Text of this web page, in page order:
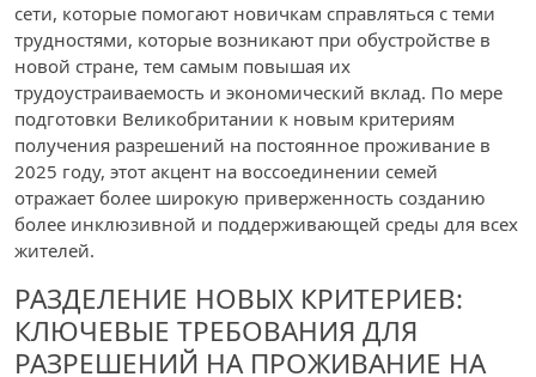
сети, которые помогают новичкам справляться с теми
трудностями, которые возникают при обустройстве в
новой стране, тем самым повышая их
трудоустраиваемость и экономический вклад. По мере
подготовки Великобритании к новым критериям
получения разрешений на постоянное проживание в
2025 году, этот акцент на воссоединении семей
отражает более широкую приверженность созданию
более инклюзивной и поддерживающей среды для всех
жителей.
РАЗДЕЛЕНИЕ НОВЫХ КРИТЕРИЕВ:
КЛЮЧЕВЫЕ ТРЕБОВАНИЯ ДЛЯ
РАЗРЕШЕНИЙ НА ПРОЖИВАНИЕ НА